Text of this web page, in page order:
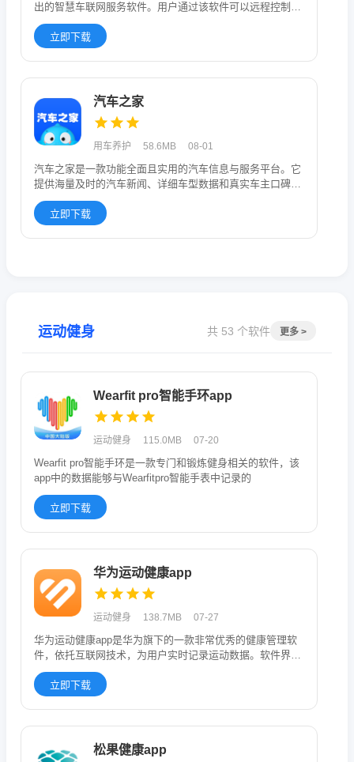
出的智慧车联网服务软件。用户通过该软件可以远程控制自
己绑定的汽车，
立即下载
汽车之家
用车养护 58.6MB 08-01
汽车之家是一款功能全面且实用的汽车信息与服务平台。它
提供海量及时的汽车新闻、详细车型数据和真实车主口碑，
帮你快速了解车市
立即下载
运动健身 共 53 个软件 更多 >
Wearfit pro智能手环app
运动健身 115.0MB 07-20
Wearfit pro智能手环是一款专门和锻炼健身相关的软件，该
app中的数据能够与Wearfitpro智能手表中记录的
立即下载
华为运动健康app
运动健身 138.7MB 07-27
华为运动健康app是华为旗下的一款非常优秀的健康管理软
件，依托互联网技术，为用户实时记录运动数据。软件界面
清爽简单，功能
立即下载
松果健康app